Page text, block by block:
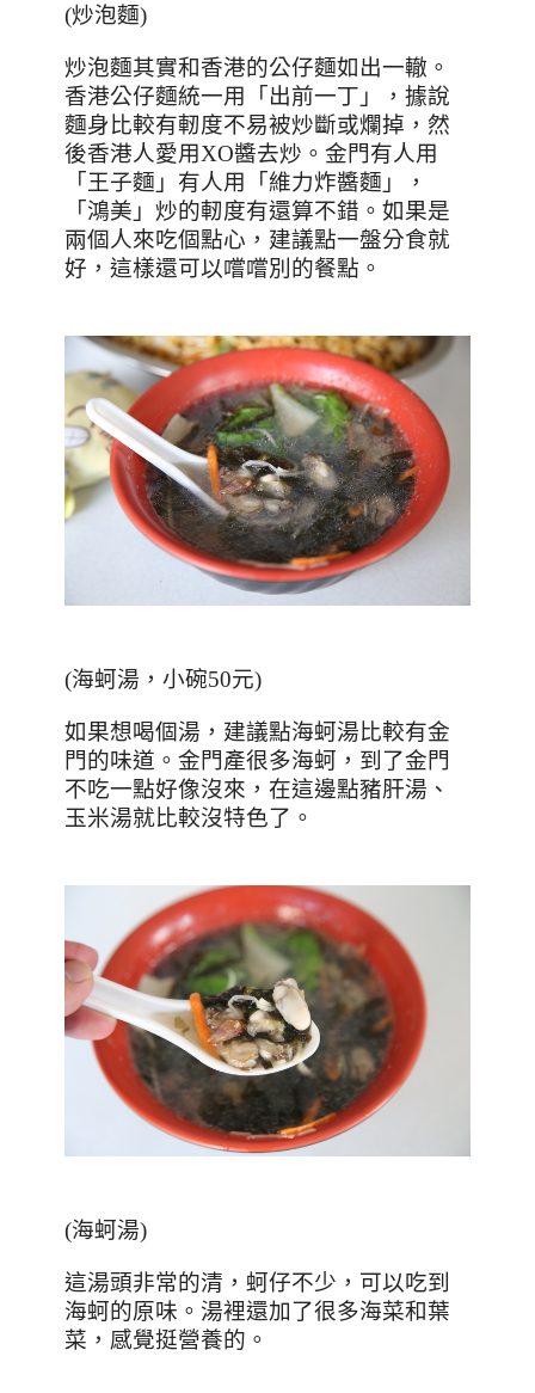
(炒泡麵)
炒泡麵其實和香港的公仔麵如出一轍。
香港公仔麵統一用「出前一丁」，據說
麵身比較有軔度不易被炒斷或爛掉，然
後香港人愛用XO醬去炒。金門有人用
「王子麵」有人用「維力炸醬麵」，
「鴻美」炒的軔度有還算不錯。如果是
兩個人來吃個點心，建議點一盤分食就
好，這樣還可以嚐嚐別的餐點。
(海蚵湯，小碗50元)
如果想喝個湯，建議點海蚵湯比較有金
門的味道。金門產很多海蚵，到了金門
不吃一點好像沒來，在這邊點豬肝湯、
玉米湯就比較沒特色了。
(海蚵湯)
這湯頭非常的清，蚵仔不少，可以吃到
海蚵的原味。湯裡還加了很多海菜和葉
菜，感覺挺營養的。